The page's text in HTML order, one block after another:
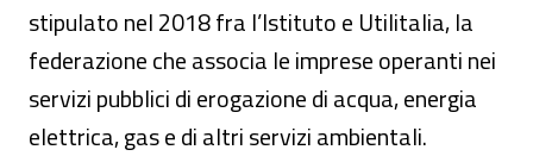
stipulato nel 2018 fra l’Istituto e Utilitalia, la
federazione che associa le imprese operanti nei
servizi pubblici di erogazione di acqua, energia
elettrica, gas e di altri servizi ambientali.